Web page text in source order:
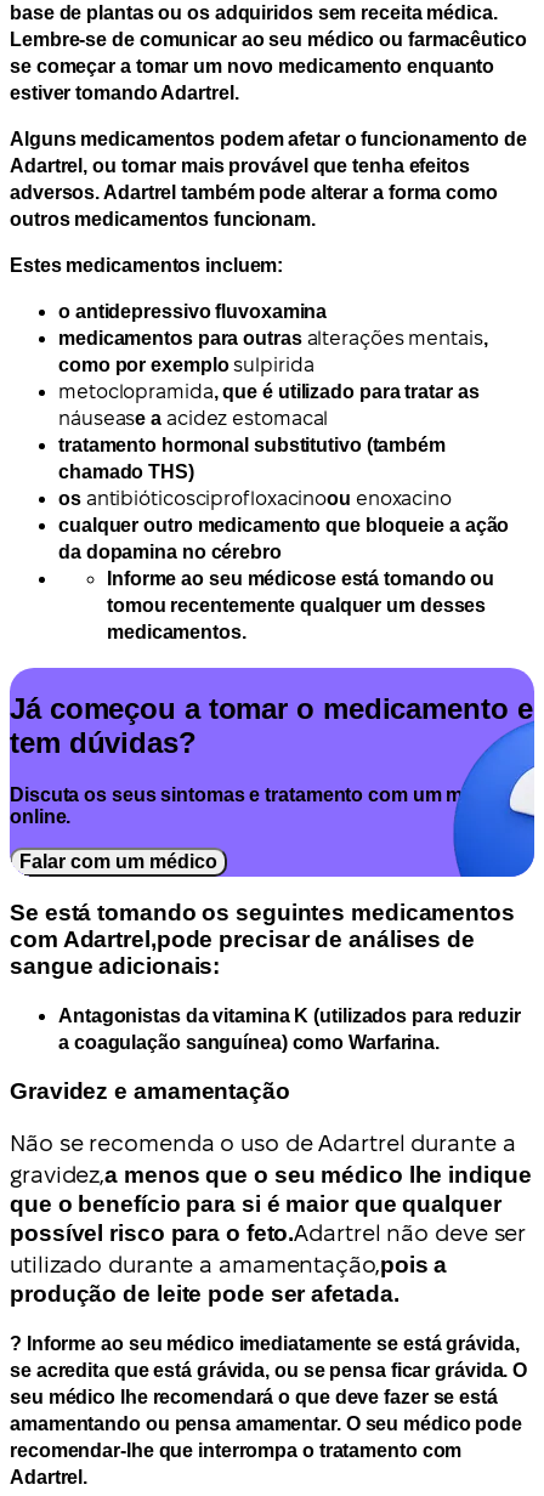
base de plantas ou os adquiridos sem receita médica.
Lembre-se de comunicar ao seu médico ou farmacêutico
se começar a tomar um novo medicamento enquanto
estiver tomando Adartrel.
Alguns medicamentos podem afetar o funcionamento de
Adartrel, ou tornar mais provável que tenha efeitos
adversos. Adartrel também pode alterar a forma como
outros medicamentos funcionam.
Estes medicamentos incluem:
o antidepressivo fluvoxamina
medicamentos para outras alterações mentais,
como por exemplosulpirida
metoclopramida, que é utilizado para tratar as
náusease a acidez estomacal
tratamento hormonal substitutivo (também
chamadoTHS)
os antibióticosciprofloxacinoou enoxacino
cualquer outro medicamento que bloqueie a ação
da dopamina no cérebro
Informe ao seu médicose está tomando ou
tomou recentemente qualquer um desses
medicamentos.
Já começou a tomar o medicamento e
tem dúvidas?
Discuta os seus sintomas e tratamento com um médico
online.
Falar com um médico
Se está tomando os seguintes medicamentos
com Adartrel,pode precisar de análises de
sangue adicionais:
Antagonistas da vitamina K (utilizados para reduzir
a coagulação sanguínea) como Warfarina.
Gravidez e amamentação
Não se recomenda o uso de Adartrel durante a
gravidez,a menos que o seu médico lhe indique
que o benefício para si é maior que qualquer
possível risco para o feto.Adartrel não deve ser
utilizado durante a amamentação,pois a
produção de leite pode ser afetada.
? Informe ao seu médico imediatamente se está grávida,
se acredita que está grávida, ou se pensa ficar grávida. O
seu médico lhe recomendará o que deve fazer se está
amamentando ou pensa amamentar. O seu médico pode
recomendar-lhe que interrompa o tratamento com
Adartrel.